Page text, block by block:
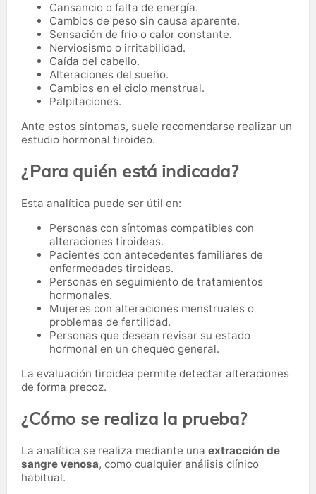
Cansancio o falta de energía.
Cambios de peso sin causa aparente.
Sensación de frío o calor constante.
Nerviosismo o irritabilidad.
Caída del cabello.
Alteraciones del sueño.
Cambios en el ciclo menstrual.
Palpitaciones.
Ante estos síntomas, suele recomendarse realizar un
estudio hormonal tiroideo.
¿Para quién está indicada?
Esta analítica puede ser útil en:
Personas con síntomas compatibles con
alteraciones tiroideas.
Pacientes con antecedentes familiares de
enfermedades tiroideas.
Personas en seguimiento de tratamientos
hormonales.
Mujeres con alteraciones menstruales o
problemas de fertilidad.
Personas que desean revisar su estado
hormonal en un chequeo general.
La evaluación tiroidea permite detectar alteraciones
de forma precoz.
¿Cómo se realiza la prueba?
La analítica se realiza mediante una extracción de
sangre venosa, como cualquier análisis clínico
habitual.